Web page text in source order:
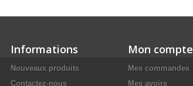
Informations
Nouveaux produits
Contactez-nous
Mon compte
Mes commandes
Mes avoirs